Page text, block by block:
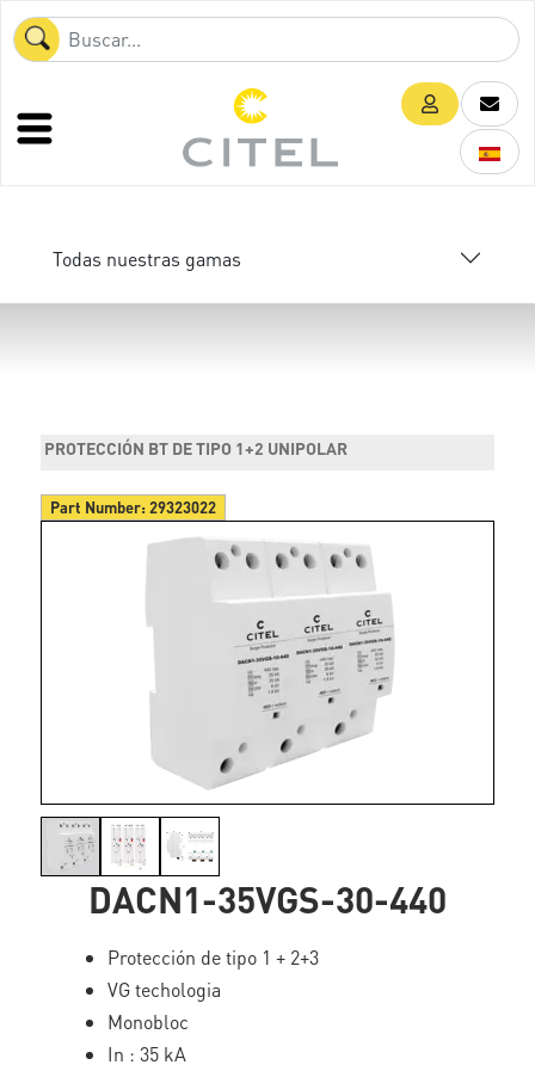
Todas nuestras gamas
PROTECCIÓN BT DE TIPO 1+2 UNIPOLAR
Part Number:29323022
DACN1-35VGS-30-440
Protección de tipo 1 + 2+3
VG techologia
Monobloc
In : 35 kA